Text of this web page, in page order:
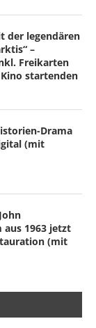
der legendären
–
Freikarten
startenden
Drama
(mit
aus 1963 jetzt
(mit